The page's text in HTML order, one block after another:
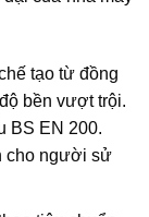
tạo từ đồng
bền vượt trội.
BS EN 200.
cho người sử